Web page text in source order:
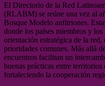
El Directorio de la Red
(RLABM) se reúne una vez al
Bosque Modelo anfitriones.
donde los países miembros y
orientación estratégica de la
prioridades comunes. Más allá
encuentros facilitan un
buenas prácticas entre territorios
fortaleciendo la cooperación